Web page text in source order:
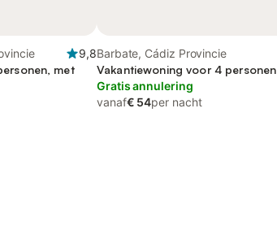
9,8
met
Barbate, Cádiz Provincie
Vakantiewoning voor 4 personen
Gratis annulering
vanaf€ 54per nacht